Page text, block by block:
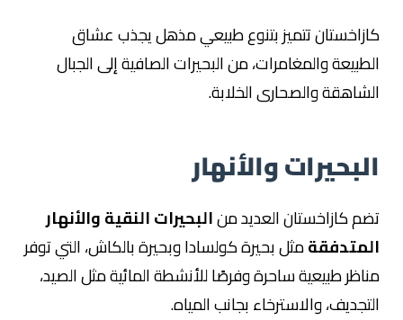
كازاخستان تتميز بتنوع طبيعي مذهل يجذب عشاق
الطبيعة والمغامرات، من البحيرات الصافية إلى الجبال
الشاهقة والصحارى الخلابة.
البحيرات والأنهار
تضم كازاخستان العديد منالبحيرات النقية والأنهار
المتدفقةمثل بحيرة كولسادا وبحيرة بالكاش، التي توفر
مناظر طبيعية ساحرة وفرصًا للأنشطة المائية مثل الصيد،
التجديف، والاسترخاء بجانب المياه.